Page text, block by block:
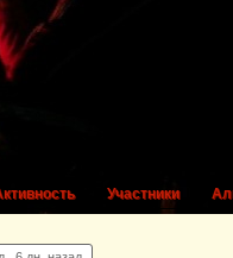
Участники